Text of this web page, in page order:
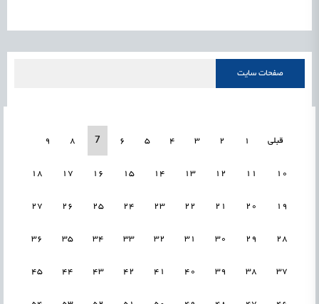
صفحات سایت
قبلی 1
2
3
4
5
6
7
8
9
10
11
12
13
14
15
16
17
18
19
20
21
22
23
24
25
26
27
28
29
30
31
32
33
34
35
36
37
38
39
40
41
42
43
44
45